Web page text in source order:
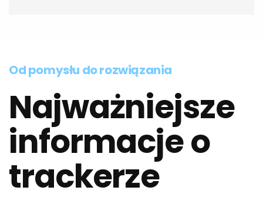
Od pomysłu do rozwiązania
Najważniejsze
informacje o
trackerze